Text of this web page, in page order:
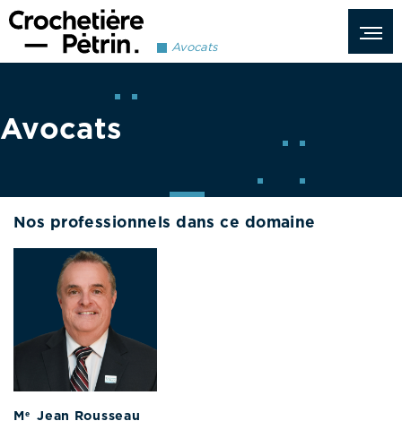
Avocats
Avocats
Nos professionnels dans ce domaine
M e Jean Rousseau